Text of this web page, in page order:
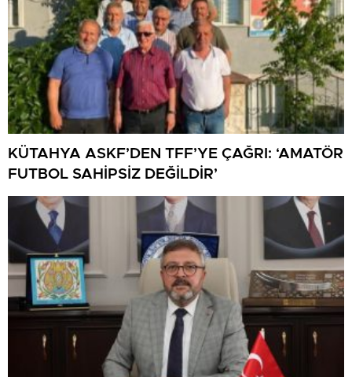
KÜTAHYA ASKF’DEN TFF’YE ÇAĞRI: ‘AMATÖR
FUTBOL SAHİPSİZ DEĞİLDİR’